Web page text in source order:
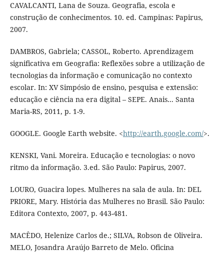
CAVALCANTI, Lana de Souza. Geografia, escola e
construção de conhecimentos. 10. ed. Campinas: Papirus,
2007.
DAMBROS, Gabriela; CASSOL, Roberto. Aprendizagem
significativa em Geografia: Reflexões sobre a utilização de
tecnologias da informação e comunicação no contexto
escolar. In: XV Simpósio de ensino, pesquisa e extensão:
educação e ciência na era digital – SEPE. Anais... Santa
Maria-RS, 2011, p. 1-9.
GOOGLE. Google Earth website. <http://earth.google.com/>.
KENSKI, Vani. Moreira. Educação e tecnologias: o novo
ritmo da informação. 3.ed. São Paulo: Papirus, 2007.
LOURO, Guacira lopes. Mulheres na sala de aula. In: DEL
PRIORE, Mary. História das Mulheres no Brasil. São Paulo:
Editora Contexto, 2007, p. 443-481.
MACÊDO, Helenize Carlos de.; SILVA, Robson de Oliveira.
MELO, Josandra Araújo Barreto de Melo. Oficina